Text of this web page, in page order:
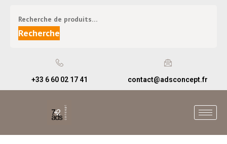
Recherche
+33 6 60 02 17 41 contact@adsconcept.fr